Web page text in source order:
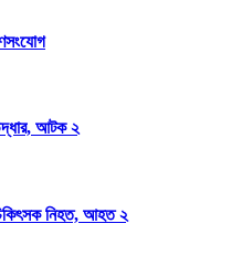
আটক ২
নিহত, আহত ২